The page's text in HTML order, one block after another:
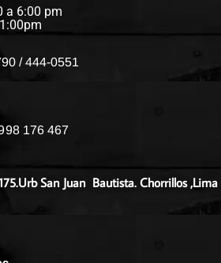
a 6:00 pm
/ 444-0551
176 467
San Juan Bautista. Chorrillos ,Lima